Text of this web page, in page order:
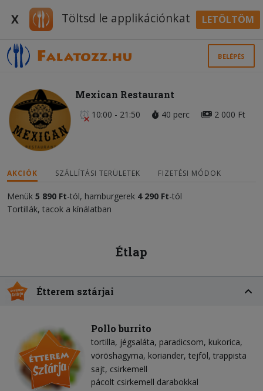
X Töltsd le applikációnkat LETÖLTÖM
BELÉPÉS
Mexican Restaurant
10:00 - 21:50 40 perc 2 000 Ft
AKCIÓK SZÁLLÍTÁSI TERÜLETEK FIZETÉSI MÓDOK
Menük 5 890 Ft-tól, hamburgerek 4 290 Ft-tól
Tortillák, tacok a kínálatban
Étlap
Étterem sztárjai
Pollo burrito
tortilla jégsaláta paradicsom kukorica
vöröshagyma koriander tejföl trappista
sajt csirkemell
pácolt csirkemell darabokkal